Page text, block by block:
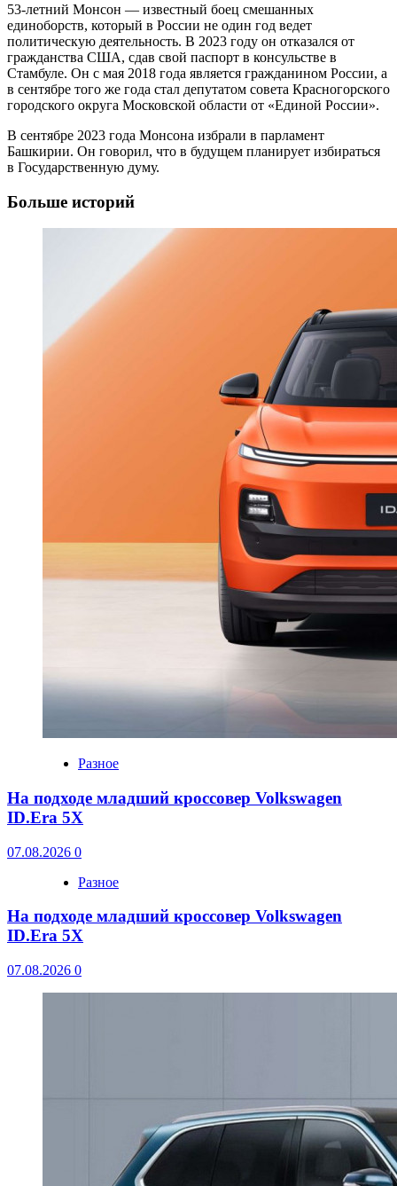
53-летний Монсон — известный боец смешанных
единоборств, который в России не один год ведет
политическую деятельность. В 2023 году он отказался от
гражданства США, сдав свой паспорт в консульстве в
Стамбуле. Он с мая 2018 года является гражданином России, а
в сентябре того же года стал депутатом совета Красногорского
городского округа Московской области от «Единой России».
В сентябре 2023 года Монсона избрали в парламент
Башкирии. Он говорил, что в будущем планирует избираться
в Государственную думу.
Больше историй
Разное
На подходе младший кроссовер Volkswagen
ID.Era 5X
07.08.2026 0
Разное
На подходе младший кроссовер Volkswagen
ID.Era 5X
07.08.2026 0